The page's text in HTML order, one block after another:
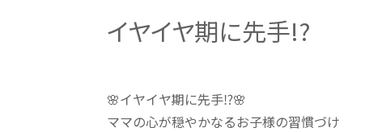
イヤイヤ期に先手!?
🌸イヤイヤ期に先手⁉️🌸
ママの心が穏やかなるお子様の習慣づけ